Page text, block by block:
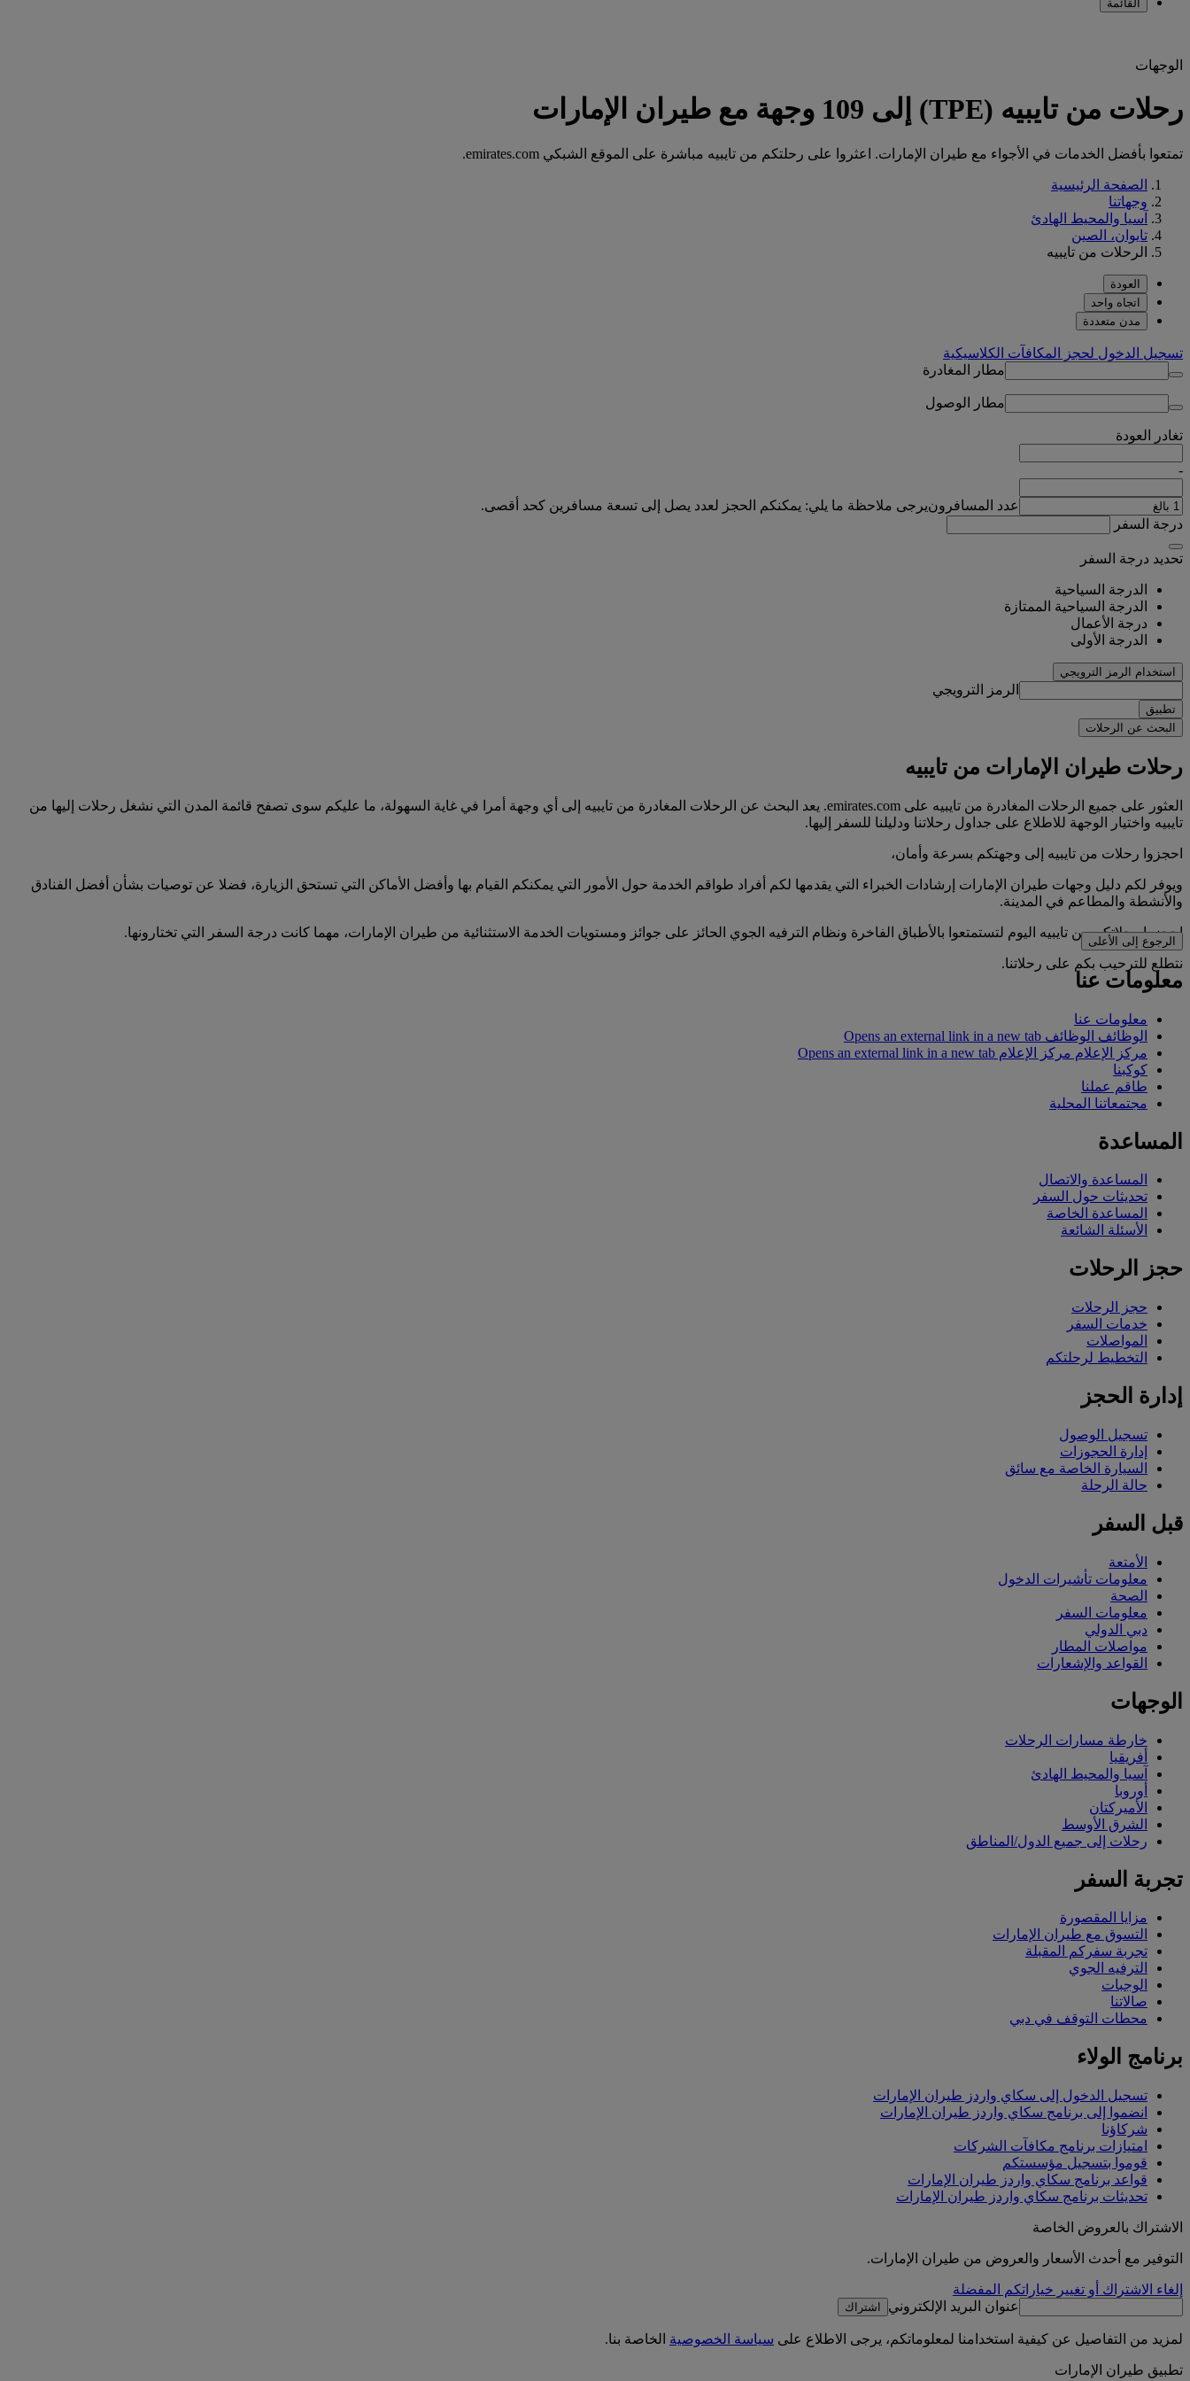
القائمة
الوجهات
رحلات من تايبيه (TPE) إلى 109 وجهة مع طيران الإمارات
تمتعوا بأفضل الخدمات في الأجواء مع طيران الإمارات. اعثروا على رحلتكم من تايبيه مباشرة على الموقع الشبكي emirates.com.
الصفحة الرئيسية
وجهاتنا
آسيا والمحيط الهادئ
تايوان، الصين
الرحلات من تايبيه
العودة
اتجاه واحد
مدن متعددة
تسجيل الدخول لحجز المكافآت الكلاسيكية
مطار المغادرة
مطار الوصول
تغادر العودة
-
عدد المسافرونيرجى ملاحظة ما يلي: يمكنكم الحجز لعدد يصل إلى تسعة مسافرين كحد أقصى.
درجة السفر
تحديد درجة السفر
الدرجة السياحية
الدرجة السياحية الممتازة
درجة الأعمال
الدرجة الأولى
استخدام الرمز الترويجي
الرمز الترويجي
تطبيق
البحث عن الرحلات
رحلات طيران الإمارات من تايبيه
العثور على جميع الرحلات المغادرة من تايبيه على emirates.com. يعد البحث عن الرحلات المغادرة من تايبيه إلى أي وجهة أمرا في غاية السهولة، ما عليكم سوى تصفح قائمة المدن التي نشغل رحلات إليها من
تايبيه واختيار الوجهة للاطلاع على جداول رحلاتنا ودليلنا للسفر إليها.
احجزوا رحلات من تايبيه إلى وجهتكم بسرعة وأمان،
ويوفر لكم دليل وجهات طيران الإمارات إرشادات الخبراء التي يقدمها لكم أفراد طواقم الخدمة حول الأمور التي يمكنكم القيام بها وأفضل الأماكن التي تستحق الزيارة، فضلا عن توصيات بشأن أفضل الفنادق
والأنشطة والمطاعم في المدينة.
احجزوا رحلاتكم من تايبيه اليوم لتستمتعوا بالأطباق الفاخرة ونظام الترفيه الجوي الحائز على جوائز ومستويات الخدمة الاستثنائية من طيران الإمارات، مهما كانت درجة السفر التي تختارونها.
نتطلع للترحيب بكم على رحلاتنا.
الرجوع إلى الأعلى
معلومات عنا
معلومات عنا
الوظائف الوظائف Opens an external link in a new tab
مركز الإعلام مركز الإعلام Opens an external link in a new tab
كوكبنا
طاقم عملنا
مجتمعاتنا المحلية
المساعدة
المساعدة والاتصال
تحديثات حول السفر
المساعدة الخاصة
الأسئلة الشائعة
حجز الرحلات
حجز الرحلات
خدمات السفر
المواصلات
التخطيط لرحلتكم
إدارة الحجز
تسجيل الوصول
إدارة الحجوزات
السيارة الخاصة مع سائق
حالة الرحلة
قبل السفر
الأمتعة
معلومات تأشيرات الدخول
الصحة
معلومات السفر
دبي الدولي
مواصلات المطار
القواعد والإشعارات
الوجهات
خارطة مسارات الرحلات
أفريقيا
آسيا والمحيط الهادئ
أوروبا
الأميركتان
الشرق الأوسط
رحلات إلى جميع الدول/المناطق
تجربة السفر
مزايا المقصورة
التسوق مع طيران الإمارات
تجربة سفركم المقبلة
الترفيه الجوي
الوجبات
صالاتنا
محطات التوقف في دبي
برنامج الولاء
تسجيل الدخول إلى سكاي واردز طيران الإمارات
انضموا إلى برنامج سكاي واردز طيران الإمارات
شركاؤنا
امتيازات برنامج مكافآت الشركات
قوموا بتسجيل مؤسستكم
قواعد برنامج سكاي واردز طيران الإمارات
تحديثات برنامج سكاي واردز طيران الإمارات
الاشتراك بالعروض الخاصة
التوفير مع أحدث الأسعار والعروض من طيران الإمارات.
إلغاء الاشتراك أو تغيير خياراتكم المفضلة
عنوان البريد الإلكتروني
اشتراك
لمزيد من التفاصيل عن كيفية استخدامنا لمعلوماتكم، يرجى الاطلاع على سياسة الخصوصية الخاصة بنا.
تطبيق طيران الإمارات